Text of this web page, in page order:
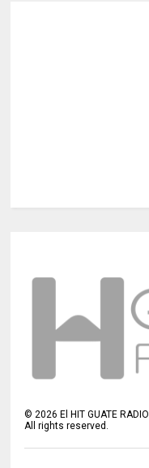
© 2026 El HIT GUATE RADIO
All rights reserved.